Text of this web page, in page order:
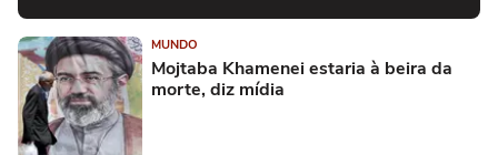
MUNDO
Mojtaba Khamenei estaria à beira da
morte, diz mídia